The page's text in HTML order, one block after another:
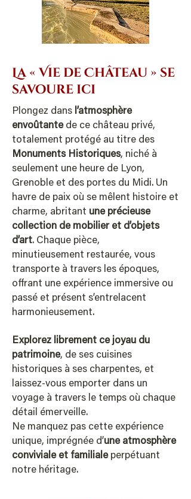
La « Vie de Château » se
savoure ici
Plongez dans l’atmosphère
envoûtantede ce château privé,
totalement protégé au titre des
Monuments Historiques, niché à
seulement une heure de Lyon,
Grenoble et des portes du Midi. Un
havre de paix où se mêlent histoire et
charme, abritant une précieuse
collection de mobilier et d’objets
d’art. Chaque pièce,
minutieusement restaurée, vous
transporte à travers les époques,
offrant une expérience immersive ou
passé et présent s’entrelacent
harmonieusement.
Explorez librement ce joyau du
patrimoine, de ses cuisines
historiques à ses charpentes, et
laissez-vous emporter dans un
voyage à travers le temps où chaque
détail émerveille.
Ne manquez pas cette expérience
unique, imprégnée d’une atmosphère
conviviale et familialeperpétuant
notre héritage.